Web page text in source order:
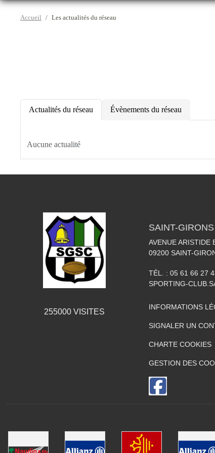
Accueil Les actualités du réseau
Actualités du réseau Évènements du réseau
Aucune actualité
255000 VISITES
SAINT-
AVENUE ARISTIDE
09200 SAINT-
TÉL. : 05 61 66 27
SPORTING-
INFORMATIONS
SIGNALER UN
CHARTE COOKIES
GESTION DES